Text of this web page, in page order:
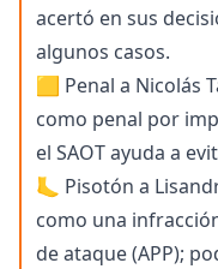
acertó en sus
algunos casos.
🟨 Penal a Nicolás
como penal por
el SAOT ayuda a
🦶 Pisotón a
como una
de ataque (APP);